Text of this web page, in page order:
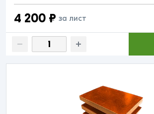
4 200 ₽ за лист